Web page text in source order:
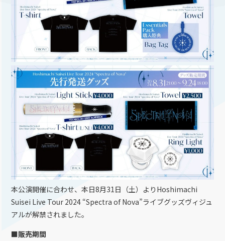
本公演開催に合わせ、本日8月31日（土）よりHoshimachi
Suisei Live Tour 2024 “Spectra of Nova”ライブグッズヴィジュ
アルが解禁されました。
■販売期間